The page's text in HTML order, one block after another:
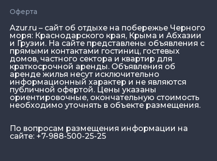
Azur.ru – сайт об отдыхе на побережье Черного
моря: Краснодарского края, Крыма и Абхазии
и Грузии. На сайте представлены объявления с
прямыми контактами гостиниц, гостевых
домов, частного сектора и квартир для
краткосрочной аренды. Объявления об
аренде жилья несут исключительно
информационный характер и не являются
публичной офертой. Цены указаны
ориентировочные, окончательную стоимость
необходимо уточнять в объекте размещения.
По вопросам размещения информации на
сайте: +7-988-500-25-25
Оферта